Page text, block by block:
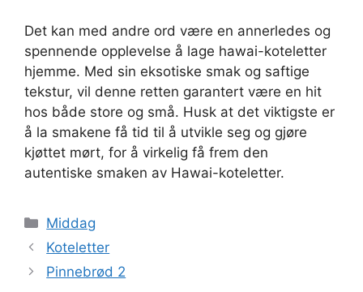
Det kan med andre ord være en annerledes og
spennende opplevelse å lage hawai-koteletter
hjemme. Med sin eksotiske smak og saftige
tekstur, vil denne retten garantert være en hit
hos både store og små. Husk at det viktigste er
å la smakene få tid til å utvikle seg og gjøre
kjøttet mørt, for å virkelig få frem den
autentiske smaken av Hawai-koteletter.
Kategorier
Middag
Koteletter
Pinnebrød 2